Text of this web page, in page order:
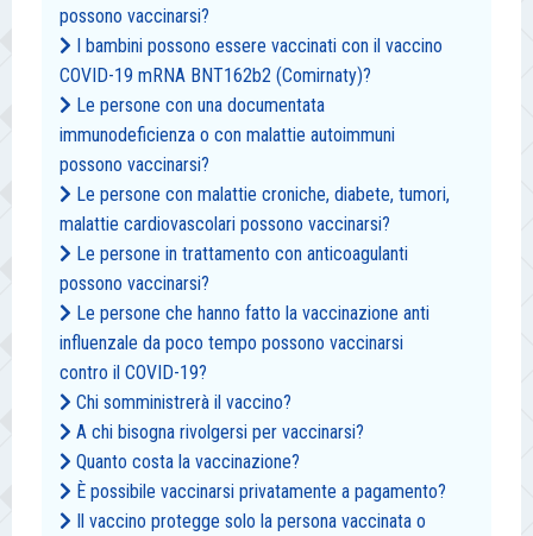
possono vaccinarsi?
I bambini possono essere vaccinati con il vaccino
COVID-19 mRNA BNT162b2 (Comirnaty)?
Le persone con una documentata
immunodeficienza o con malattie autoimmuni
possono vaccinarsi?
Le persone con malattie croniche, diabete, tumori,
malattie cardiovascolari possono vaccinarsi?
Le persone in trattamento con anticoagulanti
possono vaccinarsi?
Le persone che hanno fatto la vaccinazione anti
influenzale da poco tempo possono vaccinarsi
contro il COVID-19?
Chi somministrerà il vaccino?
A chi bisogna rivolgersi per vaccinarsi?
Quanto costa la vaccinazione?
È possibile vaccinarsi privatamente a pagamento?
Il vaccino protegge solo la persona vaccinata o